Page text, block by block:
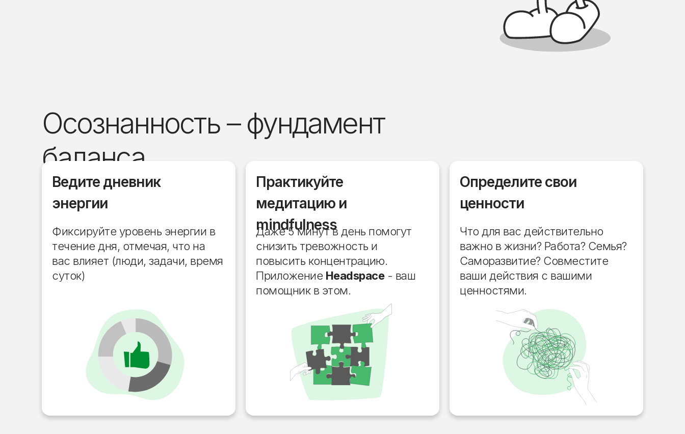
Осознанность – фундамент
баланса
Ведите дневник
энергии
Фиксируйте уровень энергии в
течение дня, отмечая, что на
вас влияет (люди, задачи, время
суток)
Даже 5 минут в день помогут
снизить тревожность и
повысить концентрацию.
Приложение Headspace- ваш
помощник в этом.
Практикуйте
медитацию и
mindfulness
Что для вас действительно
важно в жизни? Работа? Семья?
Саморазвитие? Совместите
ваши действия с вашими
ценностями.
Определите свои
ценности